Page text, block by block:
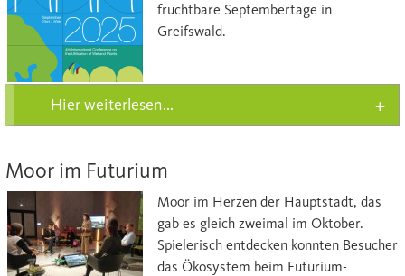
fruchtbare Septembertage in
Greifswald.
Hier weiterlesen...
Moor im Futurium
Moor im Herzen der Hauptstadt, das
gab es gleich zweimal im Oktober.
Spielerisch entdecken konnten Besucher
das Ökosystem beim Futurium-